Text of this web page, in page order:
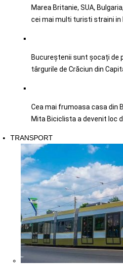
Marea Britanie, SUA,
cei mai multi turisti straini in
Bucureștenii sunt șocați de
târgurile de Crăciun din
Cea mai frumoasa casa din
Mita Biciclista a devenit loc
TRANSPORT